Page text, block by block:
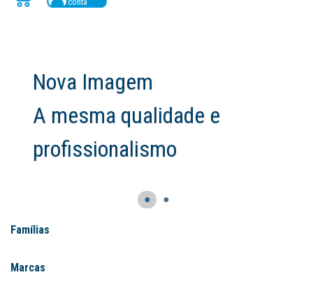
Nova Imagem
A mesma qualidade e
profissionalismo
● ●
Famílias
Marcas